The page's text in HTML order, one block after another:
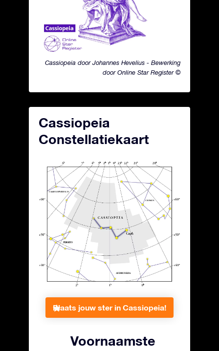
Cassiopeia door Johannes Hevelius - Bewerking
door Online Star Register ©
Cassiopeia
Constellatiekaart
Plaats jouw ster in Cassiopeia!
Voornaamste